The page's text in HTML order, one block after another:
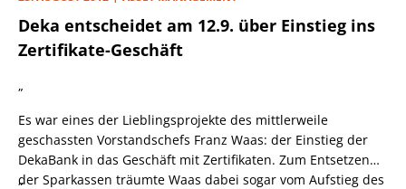
Deka entscheidet am 12.9. über Einstieg ins
Zertifikate-Geschäft
„
Es war eines der Lieblingsprojekte des mittlerweile
geschassten Vorstandschefs Franz Waas: der Einstieg der
DekaBank in das Geschäft mit Zertifikaten. Zum Entsetzen
der Sparkassen träumte Waas dabei sogar vom Aufstieg des
„